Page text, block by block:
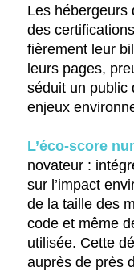
Les hébergeurs
des
fièrement leur
leurs pages,
séduit un public
enjeux
L’éco-score
novateur :
sur l’impact
de la taille des
code et même
utilisée. Cette
auprès de près